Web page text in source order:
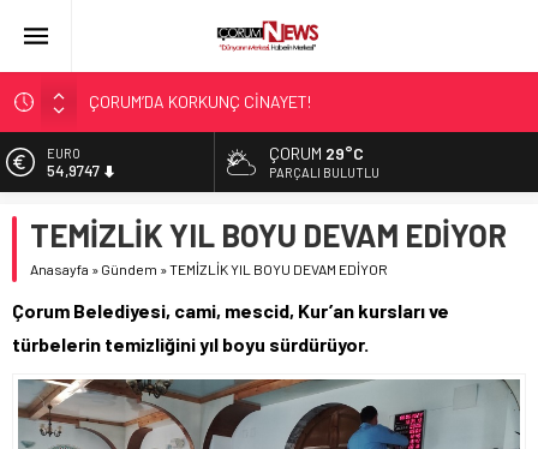
ÇORUM’DA KORKUNÇ CİNAYET!
ASLAN, CUMHURBAŞKANI BAŞDANIŞMANI OLDU
SIR PERDESİ ÇÖZÜLDÜ!
ÇATIDAN DÜŞTÜ!
EURO
54,9747
6.499,25
BİST
47,5921
ÇORUM 29°C
PARÇALI BULUTLU
TEMİZLİK YIL BOYU DEVAM EDİYOR
Anasayfa » Gündem »TEMİZLİK YIL BOYU DEVAM EDİYOR
Çorum Belediyesi, cami, mescid, Kur’an kursları ve
türbelerin temizliğini yıl boyu sürdürüyor.